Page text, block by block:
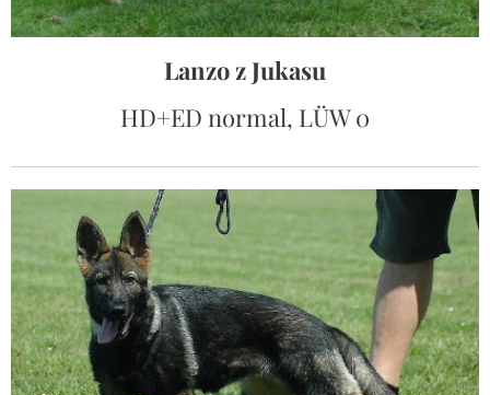
Lanzo z Jukasu
HD+ED normal, LÜW 0